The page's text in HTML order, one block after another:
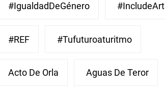
#IgualdadDeGénero #IncludeArt
#REF #Tufuturoaturitmo
Acto De Orla Aguas De Teror